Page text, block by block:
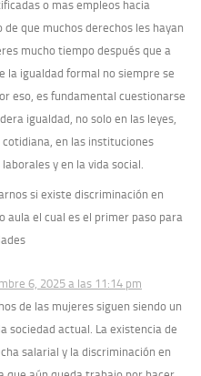
o mas empleos hacia
de que muchos derechos les hayan
mucho tiempo después que a
la igualdad formal no siempre se
eso, es fundamental cuestionarse
igualdad, no solo en las leyes,
en las instituciones
y en la vida social.
si existe discriminación en
aula el cual es el primer paso para
6, 2025 a las 11:14 pm
de las mujeres siguen siendo un
sociedad actual. La existencia de
salarial y la discriminación en